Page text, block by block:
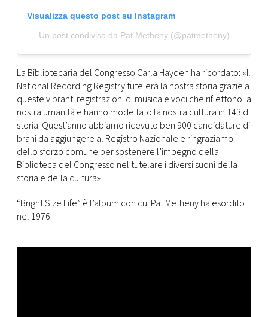
Visualizza questo post su Instagram
Un post condiviso da Pat Metheny (@patmetheny)
La Bibliotecaria del Congresso Carla Hayden ha ricordato: «Il
National Recording Registry tutelerà la nostra storia grazie a
queste vibranti registrazioni di musica e voci che riflettono la
nostra umanità e hanno modellato la nostra cultura in 143 di
storia. Quest’anno abbiamo ricevuto ben 900 candidature di
brani da aggiungere al Registro Nazionale e ringraziamo
dello sforzo comune per sostenere l’impegno della
Biblioteca del Congresso nel tutelare i diversi suoni della
storia e della cultura».
“Bright Size Life” è l’album con cui Pat Metheny ha esordito
nel 1976.